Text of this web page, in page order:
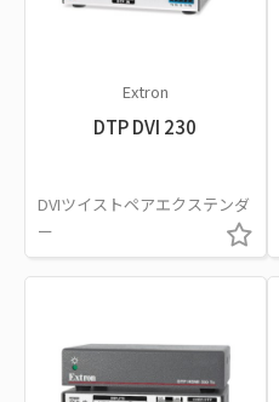
Extron
DTP DVI 230
DVIツイストペアエクステンダ
ー